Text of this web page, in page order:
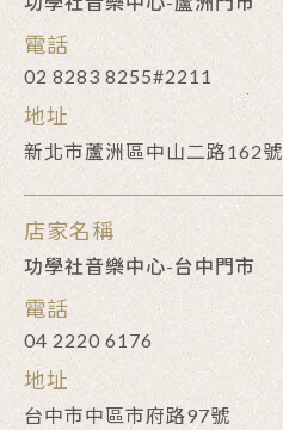
電話
02 8283 8255#2211
地址
新北市蘆洲區中山二路162號
店家名稱
功學社音樂中心-台中門市
電話
04 2220 6176
地址
台中市中區市府路97號